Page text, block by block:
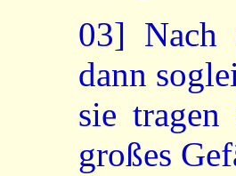
03] Nach
dann
sie
großes